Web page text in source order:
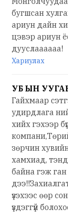
бугшсан
ариун дайн
цэвэр ариун ёс
дууслаааааа!
Хариулах
УБ ЫН
Гайхмаар
удирдлага
хийх гэхээр
зөрчин
хамхиад,
байна гэж ган
үзэхээс өөр
үздэггүй